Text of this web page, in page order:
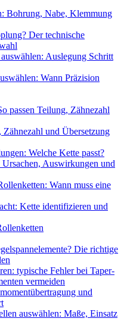
Bohrung, Nabe, Klemmung
Der technische
Auslegung Schritt
Wann Präzision
passen Teilung, Zähnezahl
und Übersetzung
Welche Kette passt?
Auswirkungen und
Wann muss eine
Kette identifizieren und
Die richtige
typische Fehler bei Taper-
vermeiden
und
auswählen: Maße, Einsatz